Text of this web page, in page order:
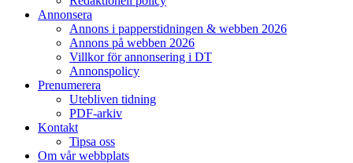
Annonsera
Annons i papperstidningen & webben 2026
Annons på webben 2026
Villkor för annonsering i DT
Annonspolicy
Prenumerera
Utebliven tidning
PDF-arkiv
Kontakt
Tipsa oss
Om vår webbplats